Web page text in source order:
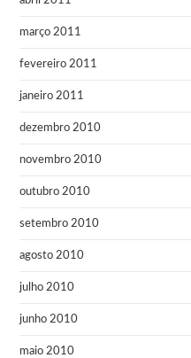
março 2011
fevereiro 2011
janeiro 2011
dezembro 2010
novembro 2010
outubro 2010
setembro 2010
agosto 2010
julho 2010
junho 2010
maio 2010